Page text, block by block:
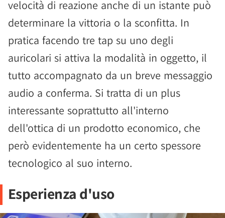
velocità di reazione anche di un istante può
determinare la vittoria o la sconfitta. In
pratica facendo tre tap su uno degli
auricolari si attiva la modalità in oggetto, il
tutto accompagnato da un breve messaggio
audio a conferma. Si tratta di un plus
interessante soprattutto all'interno
dell'ottica di un prodotto economico, che
però evidentemente ha un certo spessore
tecnologico al suo interno.
Esperienza d'uso